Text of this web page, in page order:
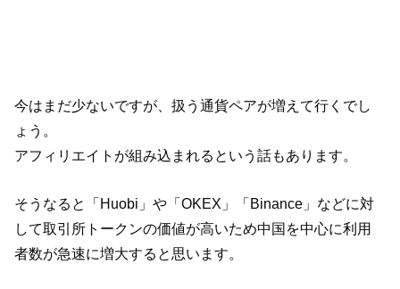
今はまだ少ないですが、扱う通貨ペアが増えて行くでし
ょう。
アフィリエイトが組み込まれるという話もあります。
そうなると「Huobi」や「OKEX」「Binance」などに対
して取引所トークンの価値が高いため中国を中心に利用
者数が急速に増大すると思います。